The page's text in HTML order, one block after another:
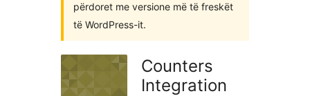
përdoret me versione më të freskët
të WordPress-it.
Counters
Integration